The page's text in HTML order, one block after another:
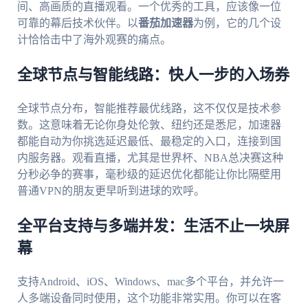
间、高画质的直播观看。一个优秀的工具，应该像一位
可靠的幕后技术伙伴。以番茄加速器为例，它的几个设
计恰恰击中了海外观赛的痛点。
全球节点与智能线路：快人一步的入场券
全球节点分布，智能推荐最优线路，这不仅仅是技术参
数。这意味着无论你身处伦敦、纽约还是悉尼，加速器
都能自动为你挑选延迟最低、最稳定的入口，连接到国
内服务器。观看直播，尤其是世界杯、NBA总决赛这种
分秒必争的赛事，毫秒级的延迟优化都能让你比隔壁用
普通VPN的朋友更早听到进球的欢呼。
全平台支持与多端并发：生活不止一块屏
幕
支持Android、iOS、Windows、mac多个平台，并允许一
人多端设备同时使用，这个功能非常实用。你可以在客